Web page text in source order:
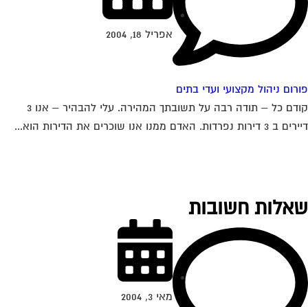
ניהול מקצועי ועדי בתים
אפריל 18, 2004
קודם כל – תודה רבה על תשובתך המהירה. עלי להבהיר – אנו 3
נפרדות. האדם ממנו אנו שוכרים את הדירות הוא...
חשובות
מאי 3, 2004